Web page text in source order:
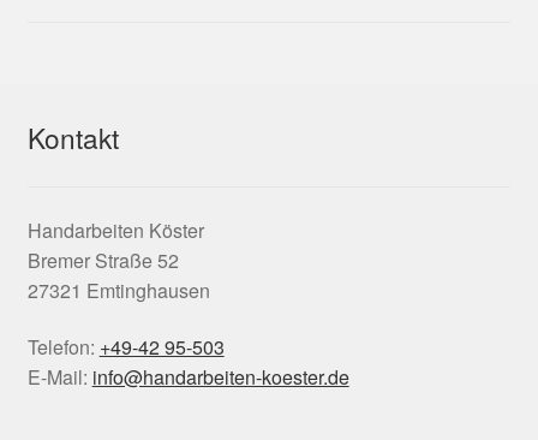
Kontakt
Handarbeiten Köster
Bremer Straße 52
27321 Emtinghausen
Telefon: +49-42 95-503
E-Mail: info@handarbeiten-koester.de